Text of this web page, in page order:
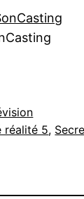
réalité 5,